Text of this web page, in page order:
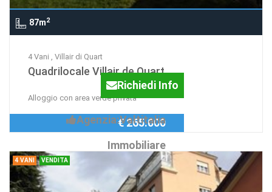
87m2
4 Vani , Villair di Quart
Quadrilocale Villair de Quart
Alloggio con area verde privata
Richiedi Info
Agenzia:Valtitalia
Immobiliare
€ 265.000
4 VANI VENDITA